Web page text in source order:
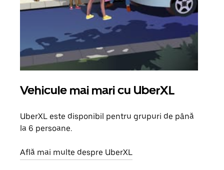
Vehicule mai mari cu UberXL
UberXL este disponibil pentru grupuri de până
la 6 persoane.
Află mai multe despre UberXL